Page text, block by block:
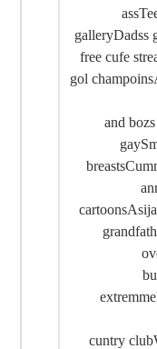
galleryDadss
free cufe
gol
and
cuntry